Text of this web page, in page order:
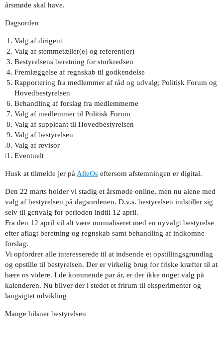
årsmøde skal have.
Dagsorden
Valg af dirigent
Valg af stemmetæller(e) og referent(er)
Bestyrelsens beretning for storkredsen
Fremlæggelse af regnskab til godkendelse
Rapportering fra medlemmer af råd og udvalg; Politisk Forum og
Hovedbestyrelsen
Behandling af forslag fra medlemmerne
Valg af medlemmer til Politisk Forum
Valg af suppleant til Hovedbestyrelsen
Valg af bestyrelsen
Valg af revisor
Eventuelt
Husk at tilmelde jer på AlleOs eftersom afstemningen er digital.
Den 22 marts holder vi stadig et årsmøde online, men nu alene med
valg af bestyrelsen på dagsordenen. D.v.s. bestyrelsen indstiller sig
selv til genvalg for perioden indtil 12 april.
Fra den 12 april vil alt være normaliseret med en nyvalgt bestyrelse
efter aflagt beretning og regnskab samt behandling af indkomne
forslag.
Vi opfordrer alle interesserede til at indsende et opstillingsgrundlag
og opstille til bestyrelsen. Der er virkelig brug for friske kræfter til at
bære os videre. I de kommende par år, er der ikke noget valg på
kalenderen. Nu bliver der i stedet et frirum til eksperimenter og
langsigtet udvikling
Mange hilsner bestyrelsen